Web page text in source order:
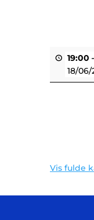
19:00
18/06/
Vis fulde